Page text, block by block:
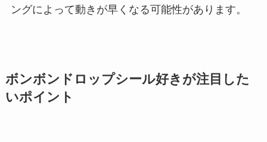
ングによって動きが早くなる可能性があります。
ボンボンドロップシール好きが注目した
いポイント